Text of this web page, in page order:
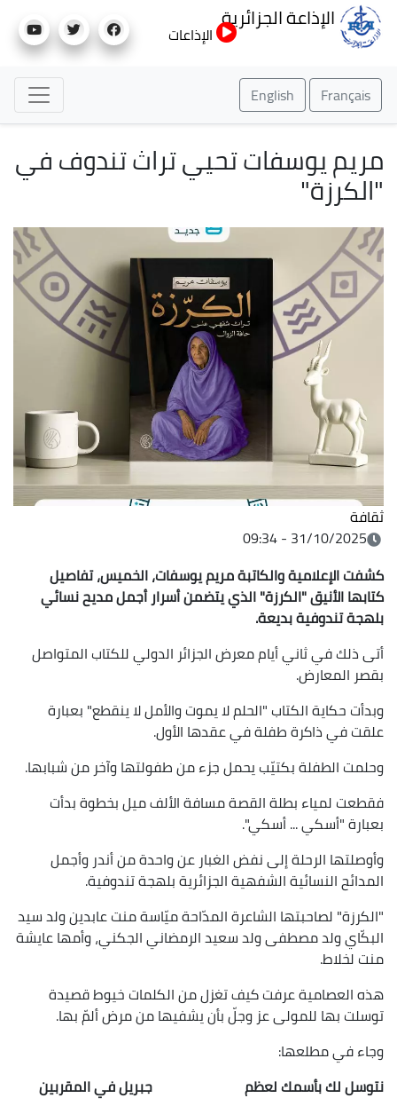
إلى
الإذاعة الجزائرية
الإذاعات
Français
English
مريم يوسفات تحيي تراث تندوف في
"الكرزة"
ثقافة
31/10/2025 - 09:34
كشفت الإعلامية والكاتبةمريم يوسفات، الخميس، تفاصيل
كتابها الأنيق "الكرزة" الذي يتضمن أسرارأجمل مديح نسائي
بلهجة تندوفية بديعة.
أتى ذلك في ثاني أيام معرض الجزائر الدولي للكتاب المتواصل
بقصر المعارض.
وبدأت حكاية الكتاب "الحلم لا يموت والأمل لا ينقطع" بعبارة
علقت في ذاكرة طفلة في عقدها الأول.
وحلمت الطفلة بكتيّب يحمل جزء من طفولتها وآخر من شبابها.
فقطعت لمياء بطلة القصة مسافة الألف ميل بخطوة بدأت
بعبارة "أسكي ... أسكي".
وأوصلتها الرحلة إلى نفض الغبار عن واحدة من أندر وأجمل
المدائح النسائية الشفهية الجزائرية بلهجة تندوفية.
"الكرزة" لصاحبتها الشاعرة المدّاحة ميّاسة منت عابدين ولد سيد
البكّاي ولد مصطفى ولد سعيد الرمضاني الجكني، وأمها عايشة
منت لخلاط.
هذه العصامية عرفت كيف تغزل من الكلمات خيوط قصيدة
توسلت بها للمولى عز وجلّ بأن يشفيها من مرض ألمّ بها.
وجاء في مطلعها:
نتوسل لك بأسمك لعظم جبريل في المقربين